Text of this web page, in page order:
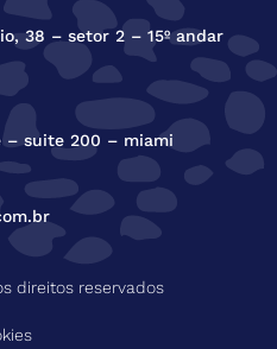
38 – setor 2 – 15º andar
– suite 200 – miami
direitos reservados